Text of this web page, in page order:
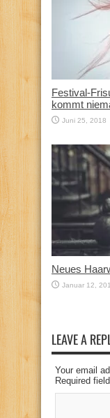
Festival-
kommt
Juni 25, 2018
Neues
Januar 12,
LEAVE A
Your email
Required